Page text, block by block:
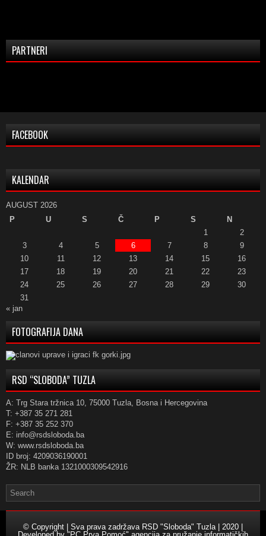
PARTNERI
FACEBOOK
KALENDAR
AUGUST 2026
P
U S Č P S
N
1
2
3
4 5 6 7 8
9
10
11 12 13 14 15
16
17
18 19 20 21 22
23
24
25 26 27 28 29
30
31
« jan
FOTOGRAFIJA DANA
RSD “SLOBODA” TUZLA
A: Trg Stara tržnica 10, 75000 Tuzla, Bosna i Hercegovina
T: +387 35 271 281
F: +387 35 252 370
E: info@rsdsloboda.ba
W: www.rsdsloboda.ba
ID broj: 4209036190001
ŽR: NLB banka 1321000309542916
© Copyright | Sva prava zadržava RSD "Sloboda" Tuzla | 2020 |